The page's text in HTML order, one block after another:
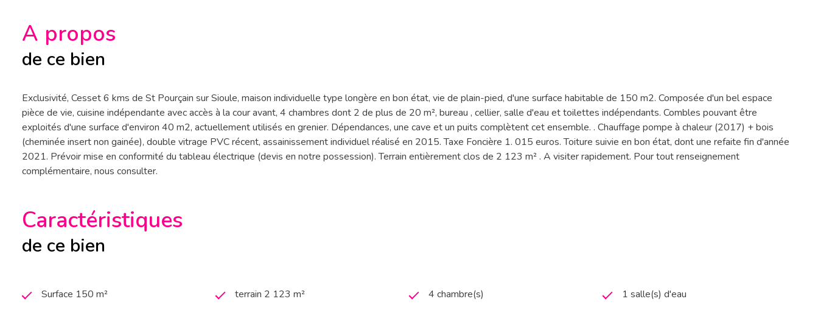
A propos
de ce bien
Exclusivité, Cesset 6 kms de St Pourçain sur Sioule, maison individuelle type longère en bon état, vie de plain-pied, d'une surface habitable de 150 m2. Composée d'un bel espace
pièce de vie, cuisine indépendante avec accès à la cour avant, 4 chambres dont 2 de plus de 20 m², bureau , cellier, salle d'eau et toilettes indépendants. Combles pouvant être
exploités d'une surface d'environ 40 m2, actuellement utilisés en grenier. Dépendances, une cave et un puits complètent cet ensemble. . Chauffage pompe à chaleur (2017) + bois
(cheminée insert non gainée), double vitrage PVC récent, assainissement individuel réalisé en 2015. Taxe Foncière 1. 015 euros. Toiture suivie en bon état, dont une refaite fin d'année
2021. Prévoir mise en conformité du tableau électrique (devis en notre possession). Terrain entièrement clos de 2 123 m² . A visiter rapidement. Pour tout renseignement
complémentaire, nous consulter.
Caractéristiques
de ce bien
Surface 150 m² terrain 2 123 m² 4 chambre(s) 1 salle(s) d'eau